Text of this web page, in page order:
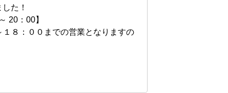
た！
20：00】
８：００までの営業となりますの